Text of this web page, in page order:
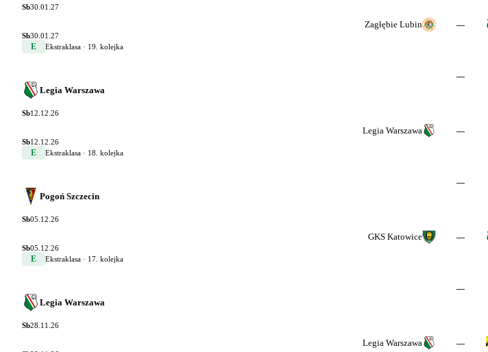
Sb30.01.27
Zagłębie Lubin —
Sb30.01.27
E Ekstraklasa · 19. kolejka
—
Legia Warszawa
Sb12.12.26
Legia Warszawa —
Sb12.12.26
E Ekstraklasa · 18. kolejka
—
Pogoń Szczecin
Sb05.12.26
GKS Katowice —
Sb05.12.26
E Ekstraklasa · 17. kolejka
—
Legia Warszawa
Sb28.11.26
Legia Warszawa —